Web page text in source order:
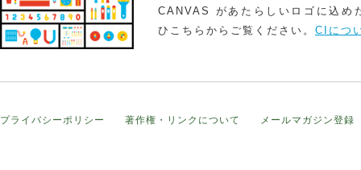
CANVAS があたらしいロゴに込め
ひこちらからご覧ください。 CIにつ
プライバシーポリシー 著作権・リンクについて メールマガジン登録